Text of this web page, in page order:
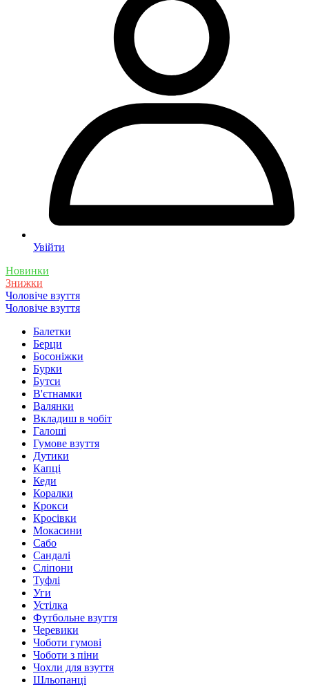
Увійти
Новинки
Знижки
Чоловіче взуття
Чоловіче взуття
Балетки
Берци
Босоніжки
Бурки
Бутси
В'єтнамки
Валянки
Вкладиш в чобіт
Галоші
Гумове взуття
Дутики
Капці
Кеди
Коралки
Крокси
Кросівки
Мокасини
Сабо
Сандалі
Сліпони
Туфлі
Уги
Устілка
Футбольне взуття
Черевики
Чоботи гумові
Чоботи з піни
Чохли для взуття
Шльопанці